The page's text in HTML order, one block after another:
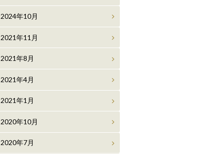
2024年10月
2021年11月
2021年8月
2021年4月
2021年1月
2020年10月
2020年7月